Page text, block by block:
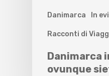
Danimarca In
Racconti di
Danimarca
ovunque